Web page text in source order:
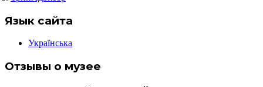
Язык сайта
Українська
Отзывы о музее